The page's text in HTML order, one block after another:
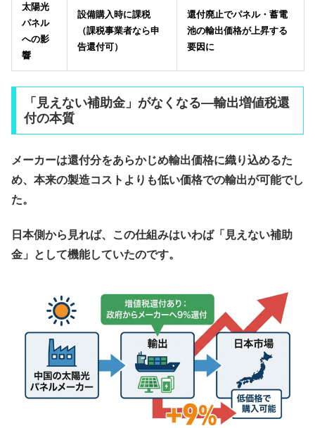
太陽光
パネル
への影
響
設備購入時に課税
（課税事業者なら申
告還付可）
還付廃止でパネル・蓄電
池の輸出価格が上昇する
要因に
「見えない補助金」がなくなる—輸出増値税還
付の本質
メーカーは還付分をあらかじめ輸出価格に織り込めるた
め、本来の製造コストよりも低い価格での輸出が可能でし
た。
日本側から見れば、この仕組みはいわば「見えない補助
金」として機能していたのです。